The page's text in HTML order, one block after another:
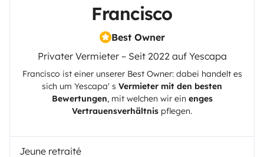
Francisco
Best Owner
Privater Vermieter – Seit 2022 auf Yescapa
Francisco ist einer unserer Best Owner: dabei handelt es
sich um Yescapa' s Vermieter mit den besten
Bewertungen, mit welchen wir ein enges
Vertrauensverhältnis pflegen.
Jeune retraité